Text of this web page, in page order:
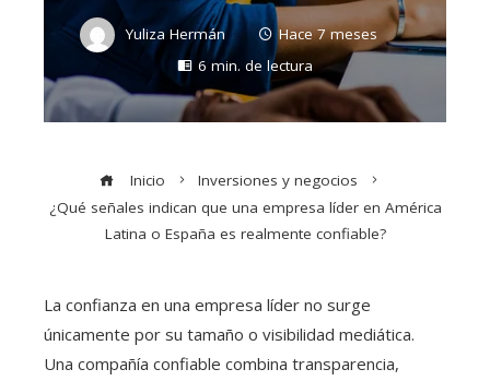
Yuliza Hermán
Hace 7 meses
6 min. de lectura
Inicio
Inversiones y negocios
¿Qué señales indican que una empresa líder en América
Latina o España es realmente confiable?
La confianza en una empresa líder no surge
únicamente por su tamaño o visibilidad mediática.
Una compañía confiable combina transparencia,